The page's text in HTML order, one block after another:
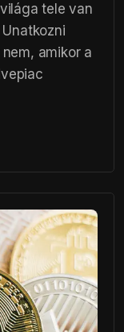
tele van
amikor a